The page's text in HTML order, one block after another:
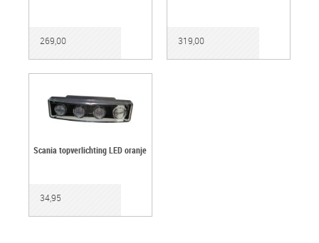
269,00 319,00
Scania topverlichting LED oranje
34,95